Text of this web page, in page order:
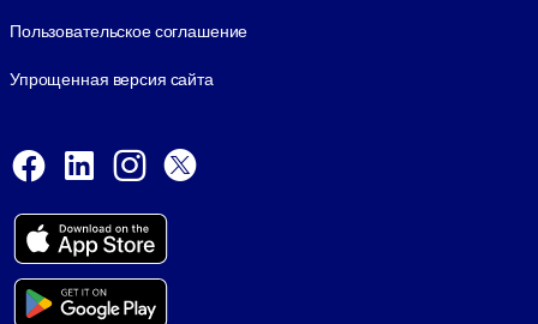
Пользовательское соглашение
Упрощенная версия сайта
Facebook
LinkedInInstagram